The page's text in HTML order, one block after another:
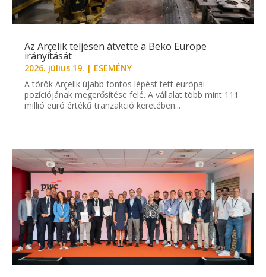
Az Arçelik teljesen átvette a Beko Europe
irányítását
2026. július 19. | ESEMÉNY
A török Arçelik újabb fontos lépést tett európai
pozíciójának megerősítése felé. A vállalat több mint 111
millió euró értékű tranzakció keretében...